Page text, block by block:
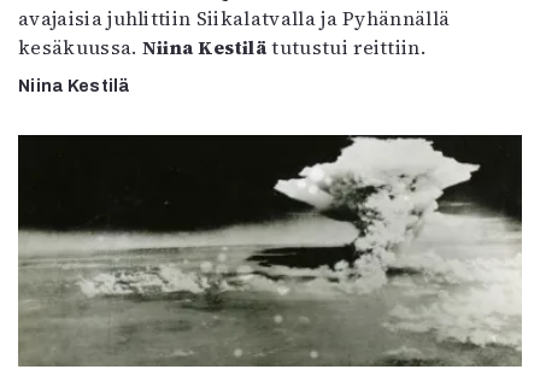
avajaisia juhlittiin Siikalatvalla ja Pyhännällä
kesäkuussa. Niina Kestilätutustui reittiin.
Niina Kestilä